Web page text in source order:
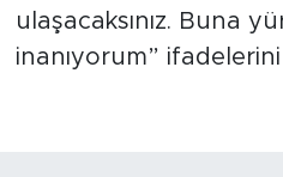
ulaşacaksınız. Buna
inanıyorum” ifadelerini